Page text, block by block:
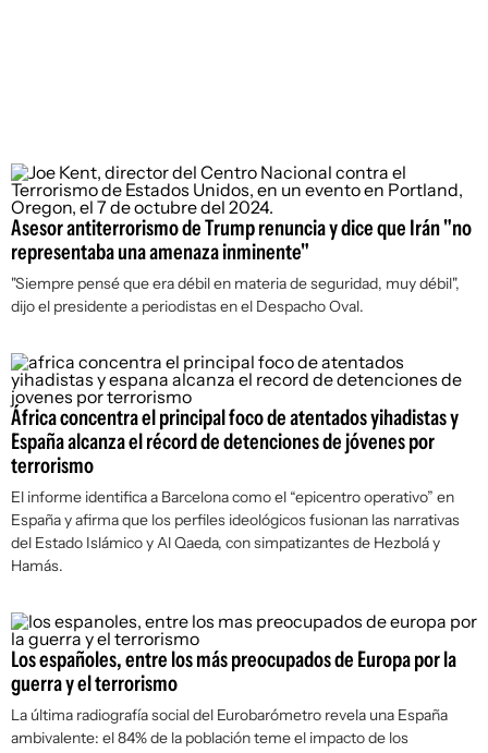
Asesor antiterrorismo de Trump renuncia y dice que Irán "no
representaba una amenaza inminente"
"Siempre pensé que era débil en materia de seguridad, muy débil",
dijo el presidente a periodistas en el Despacho Oval.
África concentra el principal foco de atentados yihadistas y
España alcanza el récord de detenciones de jóvenes por
terrorismo
El informe identifica a Barcelona como el “epicentro operativo” en
España y afirma que los perfiles ideológicos fusionan las narrativas
del Estado Islámico y Al Qaeda, con simpatizantes de Hezbolá y
Hamás.
Los españoles, entre los más preocupados de Europa por la
guerra y el terrorismo
La última radiografía social del Eurobarómetro revela una España
ambivalente: el 84% de la población teme el impacto de los